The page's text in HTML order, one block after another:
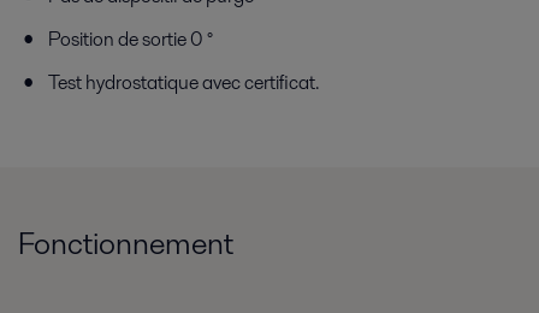
Position de sortie 0 °
Test hydrostatique avec certificat.
Fonctionnement